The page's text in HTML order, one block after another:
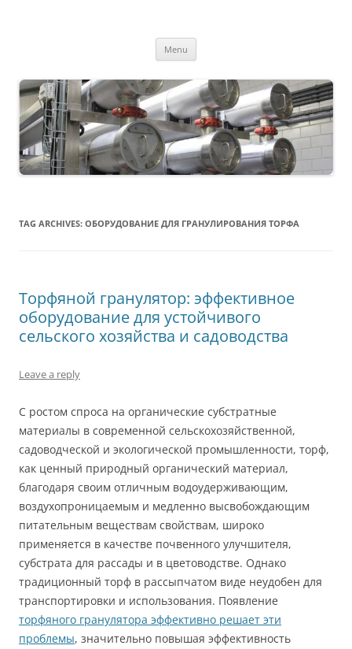
Menu
TAG ARCHIVES: ОБОРУДОВАНИЕ ДЛЯ ГРАНУЛИРОВАНИЯ ТОРФА
Торфяной гранулятор: эффективное
оборудование для устойчивого
сельского хозяйства и садоводства
Leave a reply
С ростом спроса на органические субстратные
материалы в современной сельскохозяйственной,
садоводческой и экологической промышленности, торф,
как ценный природный органический материал,
благодаря своим отличным водоудерживающим,
воздухопроницаемым и медленно высвобождающим
питательным веществам свойствам, широко
применяется в качестве почвенного улучшителя,
субстрата для рассады и в цветоводстве. Однако
традиционный торф в рассыпчатом виде неудобен для
транспортировки и использования. Появление
торфяного гранулятора эффективно решает эти
проблемы, значительно повышая эффективность